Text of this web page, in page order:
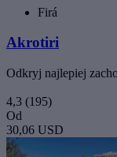
Firá
Akrotiri
Odkryj najlepiej
4,3 (195)
Od
30,06 USD